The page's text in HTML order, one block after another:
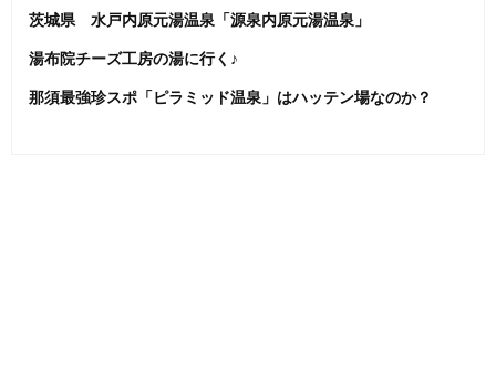
茨城県 水戸内原元湯温泉「源泉内原元湯温泉」
湯布院チーズ工房の湯に行く♪
那須最強珍スポ「ピラミッド温泉」はハッテン場なのか？